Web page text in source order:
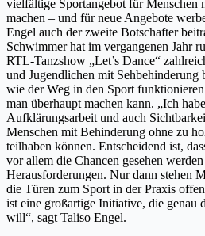
vielfältige Sportangebot für Menschen
machen – und für neue Angebote
Engel auch der zweite Botschafter
Schwimmer hat im vergangenen Jahr
RTL-Tanzshow „Let’s Dance“
und Jugendlichen mit Sehbehinderung
wie der Weg in den Sport
man überhaupt machen kann. „Ich
Aufklärungsarbeit und auch
Menschen mit Behinderung ohne zu
teilhaben können. Entscheidend ist,
vor allem die Chancen gesehen
Herausforderungen. Nur dann stehen
die Türen zum Sport in der Praxis
ist eine großartige Initiative, die genau
will“, sagt Taliso Engel.